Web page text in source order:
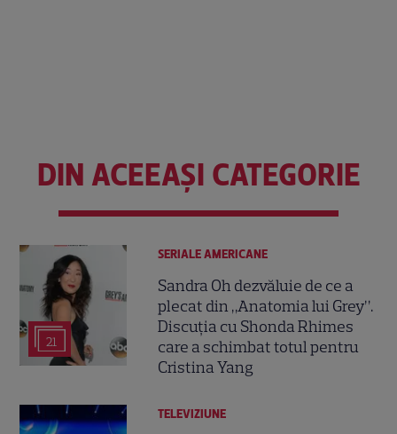
DIN ACEEAȘI CATEGORIE
21
SERIALE AMERICANE
Sandra Oh dezvăluie de ce a
plecat din „Anatomia lui Grey”.
Discuția cu Shonda Rhimes
care a schimbat totul pentru
Cristina Yang
TELEVIZIUNE